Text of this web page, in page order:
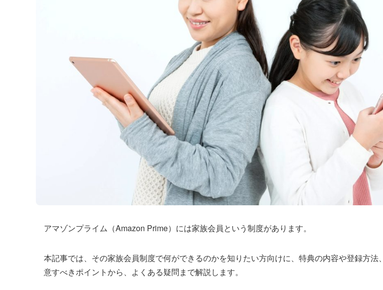
アマゾンプライム（Amazon Prime）には家族会員という制度があります。
本記事では、その家族会員制度で何ができるのかを知りたい方向けに、特典の内容や登録方法
意すべきポイントから、よくある疑問まで解説します。